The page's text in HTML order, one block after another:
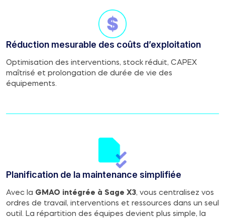
Réduction mesurable des coûts d’exploitation
Optimisation des interventions, stock réduit, CAPEX
maîtrisé et prolongation de durée de vie des
équipements.
Planification de la maintenance simplifiée
Avec la GMAO intégrée à Sage X3, vous centralisez vos
ordres de travail, interventions et ressources dans un seul
outil. La répartition des équipes devient plus simple, la